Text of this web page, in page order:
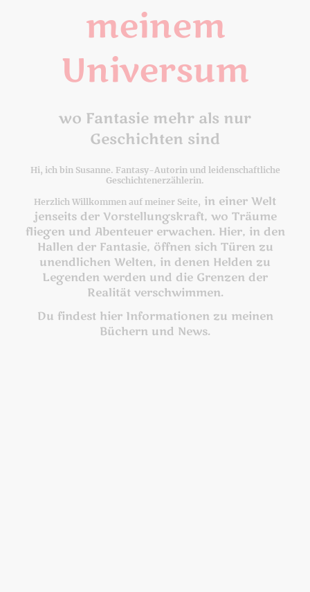
meinem
Universum
wo Fantasie mehr als nur
Geschichten sind
Hi, ich bin Susanne. Fantasy-Autorin und leidenschaftliche
Geschichtenerzählerin.
Herzlich Willkommen auf meiner Seite, in einer Welt
jenseits der Vorstellungskraft, wo Träume
fliegen und Abenteuer erwachen. Hier, in den
Hallen der Fantasie, öffnen sich Türen zu
unendlichen Welten, in denen Helden zu
Legenden werden und die Grenzen der
Realität verschwimmen.
Du findest hier Informationen zu meinen
Büchern und News.